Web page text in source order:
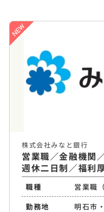
株式会社みなと銀行
営業職／金融機関
週休二日制／福利
職種
営業職
勤務地
明石市